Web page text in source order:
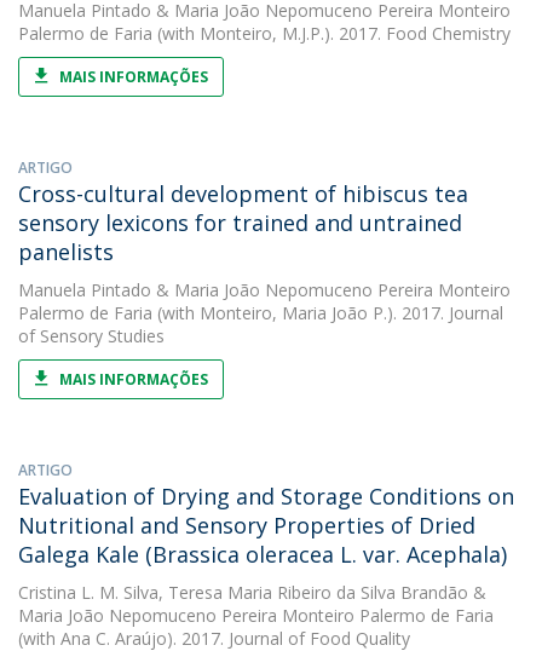
Manuela Pintado & Maria João Nepomuceno Pereira Monteiro
Palermo de Faria (with Monteiro, M.J.P.). 2017. Food Chemistry
MAIS INFORMAÇÕES
ARTIGO
Cross-cultural development of hibiscus tea
sensory lexicons for trained and untrained
panelists
Manuela Pintado & Maria João Nepomuceno Pereira Monteiro
Palermo de Faria (with Monteiro, Maria João P.). 2017. Journal
of Sensory Studies
MAIS INFORMAÇÕES
ARTIGO
Evaluation of Drying and Storage Conditions on
Nutritional and Sensory Properties of Dried
Galega Kale (Brassica oleracea L. var. Acephala)
Cristina L. M. Silva, Teresa Maria Ribeiro da Silva Brandão &
Maria João Nepomuceno Pereira Monteiro Palermo de Faria
(with Ana C. Araújo). 2017. Journal of Food Quality